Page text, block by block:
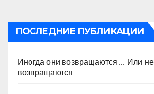
ПОСЛЕДНИЕ ПУБЛИКАЦИИ
Иногда они возвращаются… Или не
возвращаются